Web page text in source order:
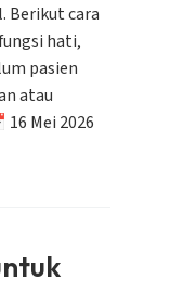
Berikut cara
hati,
pasien
atau
Mei 2026